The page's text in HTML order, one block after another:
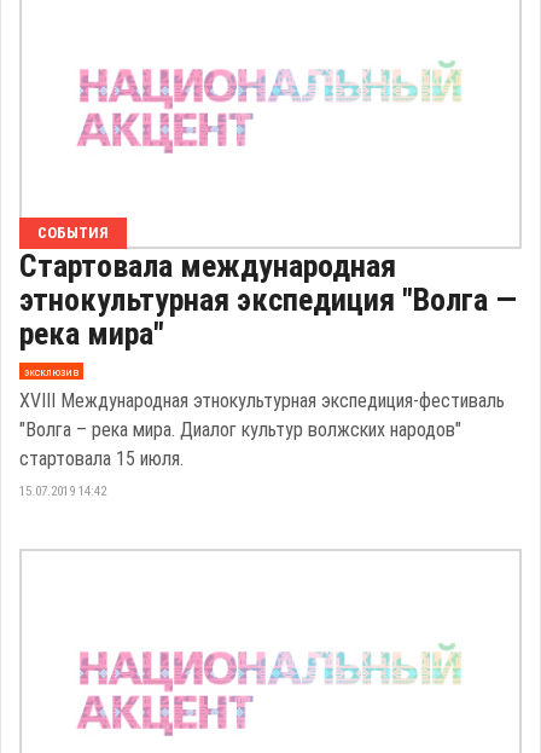
СОБЫТИЯ
Стартовала международная
этнокультурная экспедиция "Волга —
река мира"
эксклюзив
XVIII Международная этнокультурная экспедиция-фестиваль
"Волга – река мира. Диалог культур волжских народов"
стартовала 15 июля.
15.07.2019 14:42